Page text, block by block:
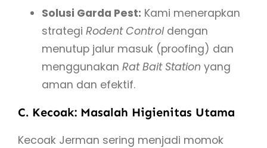
Solusi Garda Pest: Kami menerapkan
strategi Rodent Controldengan
menutup jalur masuk (proofing) dan
menggunakan Rat Bait Station yang
aman dan efektif.
C. Kecoak: Masalah Higienitas Utama
Kecoak Jerman sering menjadi momok